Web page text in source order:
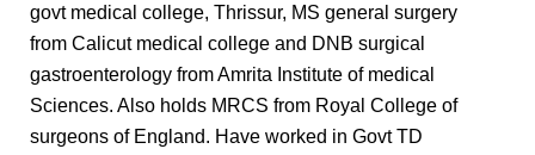
govt medical college, Thrissur, MS general surgery
from Calicut medical college and DNB surgical
gastroenterology from Amrita Institute of medical
Sciences. Also holds MRCS from Royal College of
surgeons of England. Have worked in Govt TD